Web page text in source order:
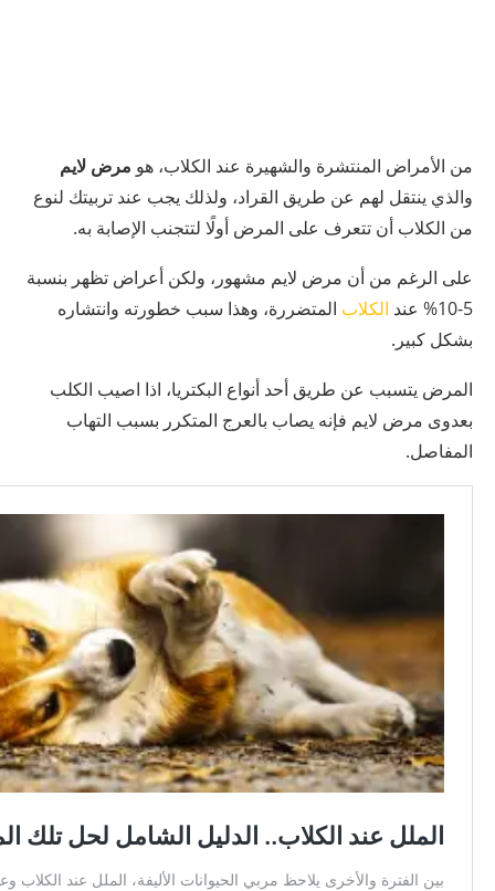
من الأمراض المنتشرة والشهيرة عند الكلاب، هو مرض لايم
والذي ينتقل لهم عن طريق القراد، ولذلك يجب عند تربيتك لنوع
من الكلاب أن تتعرف على المرض أولًا لتتجنب الإصابة به.
على الرغم من أن مرض لايم مشهور، ولكن أعراض تظهر بنسبة
5-10% عند
الكلاب المتضررة، وهذا سبب خطورته وانتشاره
بشكل كبير.
المرض يتسبب عن طريق أحد أنواع البكتريا، اذا اصيب الكلب
بعدوى مرض لايم فإنه يصاب بالعرج المتكرر بسبب التهاب
المفاصل.